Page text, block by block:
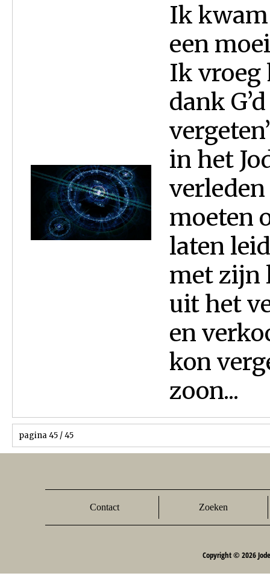
Ik kwam
een
Ik vroeg
dank
in het
moeten
laten
met zijn
uit het
en
kon
zoon...
pagina 45 / 45
Contact Zoeken
Copyright © 2026